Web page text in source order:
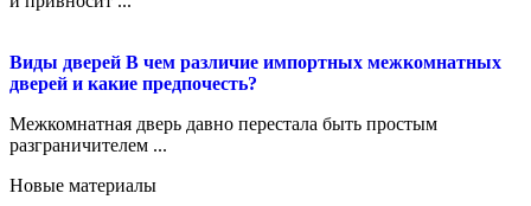
Виды дверей В чем различие импортных межкомнатных
дверей и какие предпочесть?
Межкомнатная дверь давно перестала быть простым
разграничителем ...
Новые материалы